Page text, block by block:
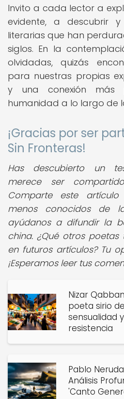
Invito a cada lector a
evidente, a descubrir
literarias que han
siglos. En la
olvidadas, quizás
para nuestras propias
y una conexión más
humanidad a lo largo de
¡Gracias por ser
Sin Fronteras!
Has descubierto un
merece ser
Comparte este
menos conocidos de
ayúdanos a difundir la
china. ¿Qué otros
en futuros artículos? Tu
¡Esperamos leer tus
Nizar
poeta sirio de
sensualidad y
resistencia
Pablo
Análisis
'Canto